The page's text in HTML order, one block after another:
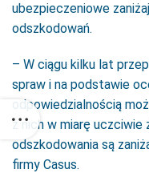
ubezpieczeniowe
odszkodowań.
– W ciągu kilku lat
spraw i na podstawie
odpowiedzialnością
z nich w miarę uczciwie
odszkodowania są
firmy Casus.